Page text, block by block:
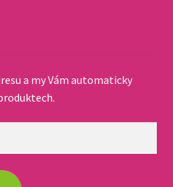
a my Vám automaticky